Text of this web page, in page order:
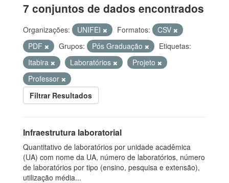
7 conjuntos de dados encontrados
Organizações: UNIFEI Formatos:
CSV
PDF
Grupos: Pós Graduação
Etiquetas:
Itabira
Laboratórios
Projeto
Professor
Filtrar Resultados
Infraestrutura laboratorial
Quantitativo de laboratórios por unidade acadêmica
(UA) com nome da UA, número de laboratórios, número
de laboratórios por tipo (ensino, pesquisa e extensão),
utilização média...